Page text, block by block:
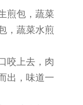
煎包，蔬菜
，蔬菜水煎
咬上去，肉
出，味道一